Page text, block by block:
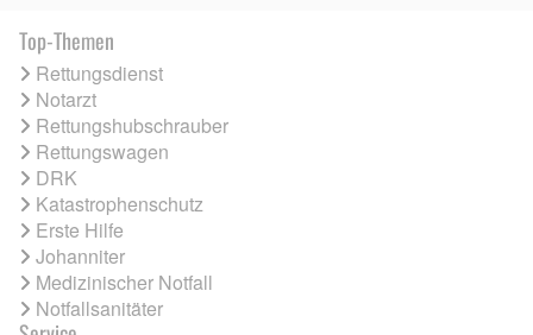
Top-Themen
Rettungsdienst
Notarzt
Rettungshubschrauber
Rettungswagen
DRK
Katastrophenschutz
Erste Hilfe
Johanniter
Medizinischer Notfall
Notfallsanitäter